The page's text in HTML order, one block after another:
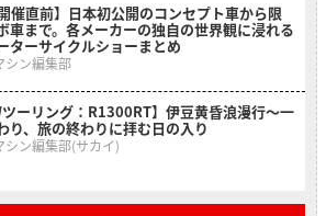
開催直前】日本初公開のコンセプト車から限
車まで。各メーカーの独自の世界観に浸れる
ターサイクルショーまとめ
シン編集部
ツーリング：R1300RT】伊豆黄昏浪漫行〜一
り、旅の終わりに拝む日の入り
シン編集部(サカイ)